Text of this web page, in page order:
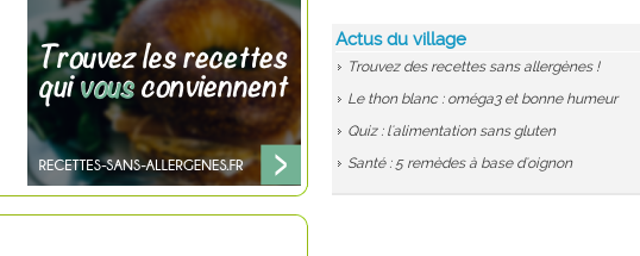
Actus du village
Trouvez des recettes sans allergènes !
Le thon blanc : oméga3 et bonne humeur
Quiz : l'alimentation sans gluten
Santé : 5 remèdes à base d'oignon